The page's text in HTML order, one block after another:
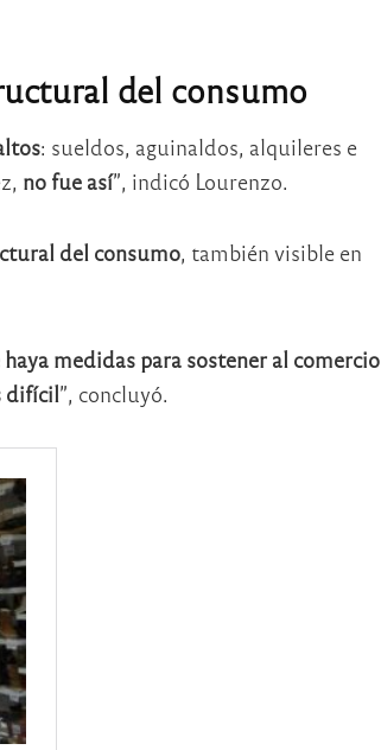
del consumo
: sueldos, aguinaldos, alquileres e
no fue así”, indicó Lourenzo.
del consumo, también visible en
medidas para sostener al comercio
difícil”, concluyó.